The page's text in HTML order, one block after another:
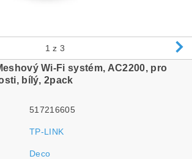
1 z 3
Wi-Fi systém, AC2200, pro
bílý, 2pack
517216605
TP-LINK
Deco